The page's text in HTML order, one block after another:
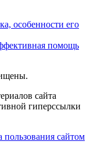
особенности его
помощь
сайта
гиперссылки
пользования сайтом